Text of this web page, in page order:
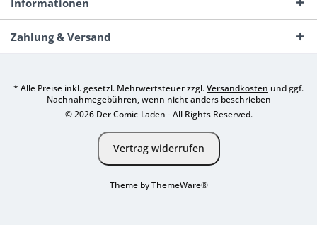
Informationen
Zahlung & Versand
* Alle Preise inkl. gesetzl. Mehrwertsteuer zzgl.Versandkosten und ggf.
Nachnahmegebühren, wenn nicht anders beschrieben
© 2026 Der Comic-Laden - All Rights Reserved.
Vertrag widerrufen
Theme byThemeWare®